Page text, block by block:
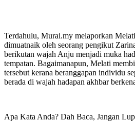
Terdahulu, Murai.my melaporkan
dimuatnaik oleh seorang pengikut
berikutan wajah Anju menjadi muka
tempatan. Bagaimanapun, Melati
tersebut kerana beranggapan individu
berada di wajah hadapan akhbar
Apa Kata Anda? Dah Baca, Jangan